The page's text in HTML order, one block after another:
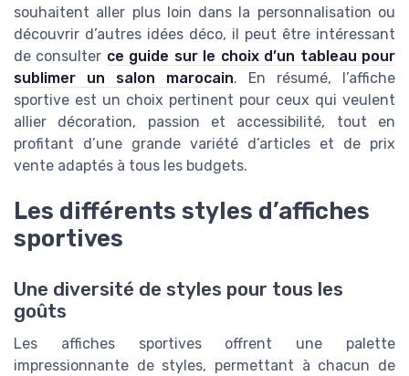
souhaitent aller plus loin dans la personnalisation ou
découvrir d’autres idées déco, il peut être intéressant
de consulter ce guide sur le choix d’un tableau pour
sublimer un salon marocain. En résumé, l’affiche
sportive est un choix pertinent pour ceux qui veulent
allier décoration, passion et accessibilité, tout en
profitant d’une grande variété d’articles et de prix
vente adaptés à tous les budgets.
Les différents styles d’affiches
sportives
Une diversité de styles pour tous les
goûts
Les affiches sportives offrent une palette
impressionnante de styles, permettant à chacun de